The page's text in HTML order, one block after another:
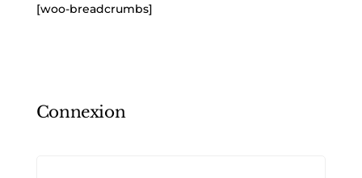
[woo-breadcrumbs]
Connexion